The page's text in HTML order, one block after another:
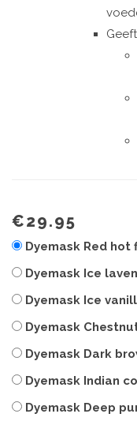
€29.95
Dyemask Red hot
Dyemask Ice
Dyemask Ice
Dyemask
Dyemask Dark
Dyemask Indian
Dyemask Deep